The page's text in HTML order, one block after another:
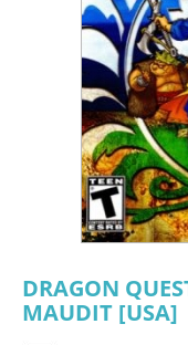
DRAGON
MAUDIT [USA]